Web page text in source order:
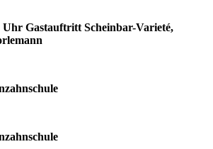
Gastauftritt Scheinbar-Varieté,